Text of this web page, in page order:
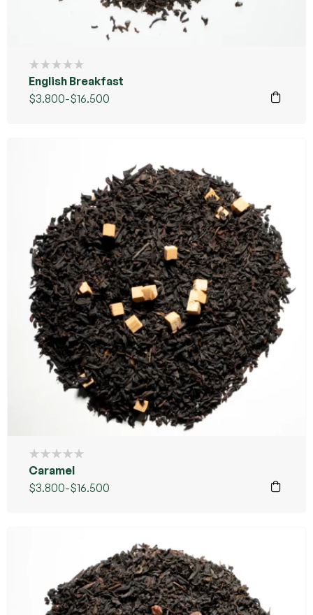
English Breakfast
$3.800-$16.500
Caramel
$3.800-$16.500